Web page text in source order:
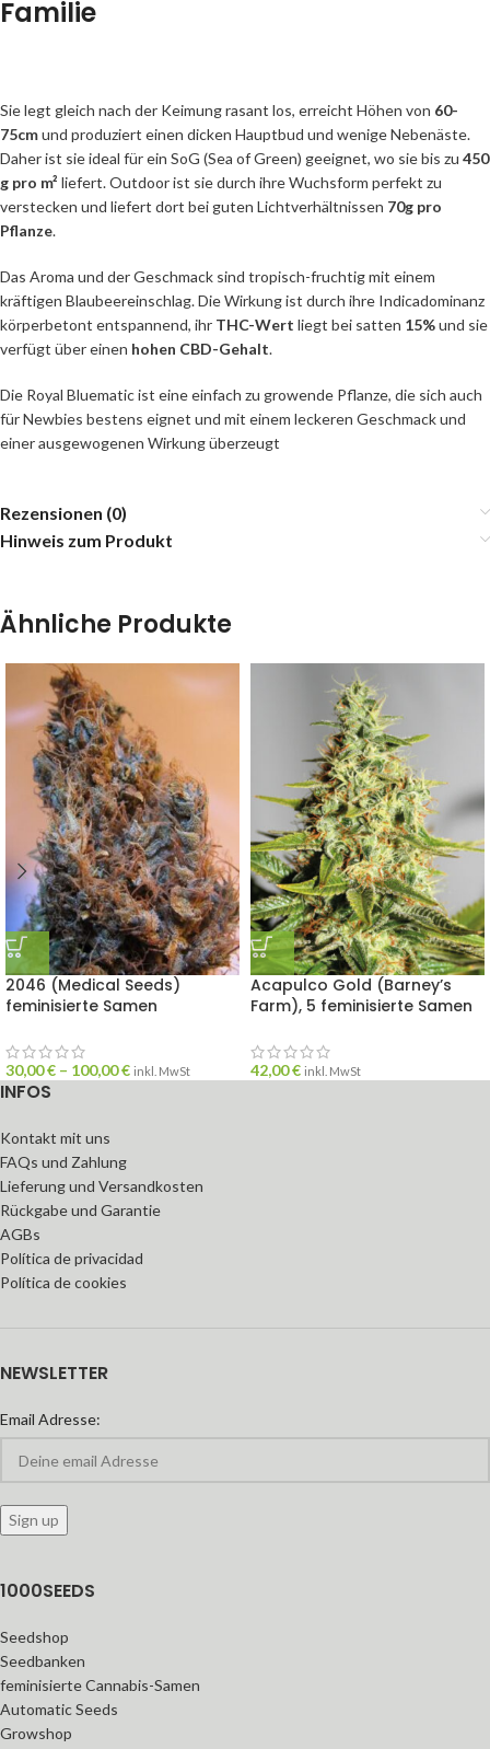
Familie
Sie legt gleich nach der Keimung rasant los, erreicht Höhen von 60-
75cmund produziert einen dicken Hauptbud und wenige Nebenäste.
Daher ist sie ideal für ein SoG (Sea of Green) geeignet, wo sie bis zu 450
g pro m² liefert. Outdoor ist sie durch ihre Wuchsform perfekt zu
verstecken und liefert dort bei guten Lichtverhältnissen 70g pro
Pflanze.
Das Aroma und der Geschmack sind tropisch-fruchtig mit einem
kräftigen Blaubeereinschlag. Die Wirkung ist durch ihre Indicadominanz
körperbetont entspannend, ihr THC-Wert liegt bei satten 15%und sie
verfügt über einen hohen CBD-Gehalt.
Die Royal Bluematic ist eine einfach zu growende Pflanze, die sich auch
für Newbies bestens eignet und mit einem leckeren Geschmack und
einer ausgewogenen Wirkung überzeugt
Rezensionen (0)
Hinweis zum Produkt
Ähnliche Produkte
2046 (Medical Seeds)
feminisierte Samen
30,00€ – 100,00€ inkl. MwSt
Acapulco Gold (Barney’s
Farm), 5 feminisierte Samen
42,00€ inkl. MwSt
INFOS
Kontakt mit uns
FAQs und Zahlung
Lieferung und Versandkosten
Rückgabe und Garantie
AGBs
Política de privacidad
Política de cookies
NEWSLETTER
Email Adresse:
1000SEEDS
Seedshop
Seedbanken
feminisierte Cannabis-Samen
Automatic Seeds
Growshop